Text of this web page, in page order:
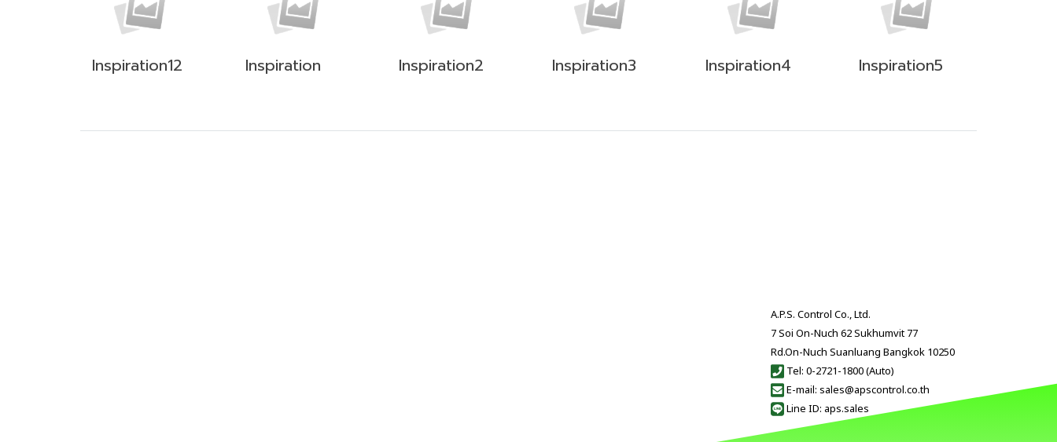
Inspiration12 Inspiration Inspiration2 Inspiration3 Inspiration4 Inspiration5
A.P.S. Control Co., Ltd.
7 Soi On-Nuch 62 Sukhumvit 77
Rd.On-Nuch Suanluang Bangkok 10250
Tel: 0-2721-1800 (Auto)
E-mail: sales@apscontrol.co.th
Line ID: aps.sales